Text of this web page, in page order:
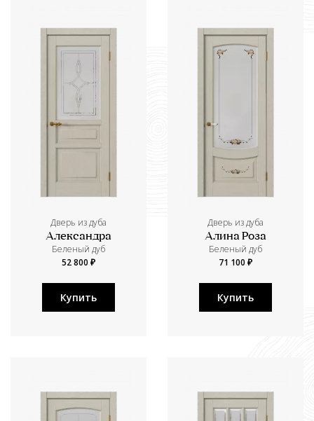
Дверь из дуба
Александра
Беленый дуб
52 800 ₽
Купить
Дверь из дуба
Алина Роза
Беленый дуб
71 100 ₽
Купить